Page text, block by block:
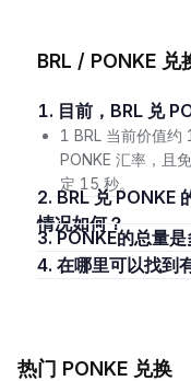
BRL / PONKE 兑
1. 目前，BRL 兑
1 BRL 当前价值约
PONKE 汇率，且
定 15 秒。
2. BRL 兑 PONKE 的价格在过去 24 小时内的波动
情况如何？
3. PONKE的总量
4. 在哪里可以找
热门 PONKE 兑换